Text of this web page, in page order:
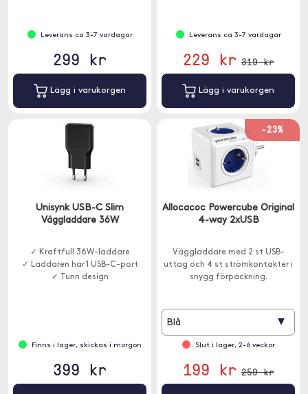
Leverans ca 3-7 vardagar
299 kr
Lägg i varukorgen
Leverans ca 3-7 vardagar
229 kr 319 kr
Lägg i varukorgen
Unisynk USB-C Slim
Väggladdare 36W
✓ Kraftfull 36W-laddare
✓ Laddaren har 1 USB-C-port
✓ Tunn design
Finns i lager, skickas i morgon
399 kr
-23%
Allocacoc Powercube Original
4-way 2xUSB
Väggladdare med 2 st USB-
uttag och 4 st strömkontakter i
snygg förpackning.
Blå ▾
Slut i lager, 2-6 veckor
199 kr 259 kr